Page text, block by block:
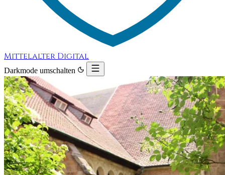
Mittelalter Digital
Darkmode umschalten